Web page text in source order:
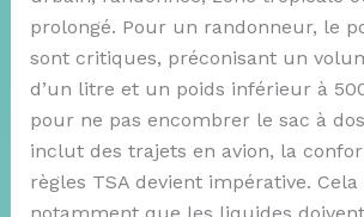
prolongé. Pour un randonneur, le
sont critiques, préconisant un
d’un litre et un poids inférieur à
pour ne pas encombrer le sac à
inclut des trajets en avion, la
règles TSA devient impérative. Cela